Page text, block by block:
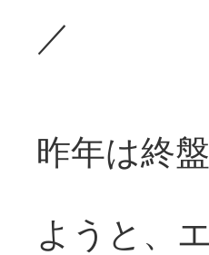
／
昨年は終
ようと、